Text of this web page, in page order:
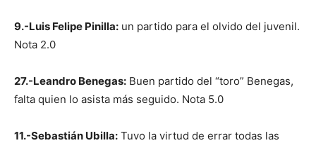
9.-Luis Felipe Pinilla: un partido para el olvido del juvenil.
Nota 2.0
27.-Leandro Benegas: Buen partido del “toro” Benegas,
falta quien lo asista más seguido. Nota 5.0
11.-Sebastián Ubilla: Tuvo la virtud de errar todas las